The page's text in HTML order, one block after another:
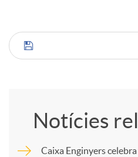
C
Notícies
Caixa Enginyers